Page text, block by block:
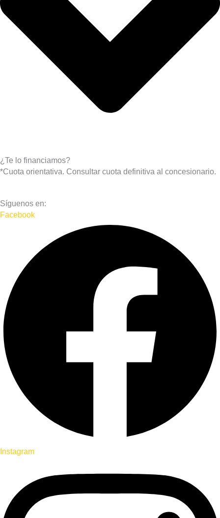
¿Te lo financiamos?
*Cuota orientativa. Consultar cuota definitiva al concesionario.
Síguenos en:
Facebook
Instagram